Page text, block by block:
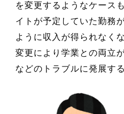
を変更するようなケース
イトが予定していた勤務
ように収入が得られなく
変更により学業との両立
などのトラブルに発展す